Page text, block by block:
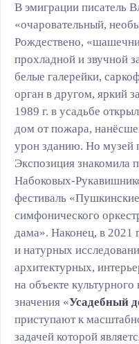
В эмиграции писатель
«очаровательный,
Рождествено,
прохладной и звучной
белые галерейки,
орган в другом, яркий
1989 г. в усадьбе
дом от пожара,
урон зданию. Но музей
Экспозиция знакомила
Набоковых-
фестиваль
симфонического
дама». Наконец, в 2021
и натурных
архитектурных,
на объекте
значения «Усадебный
приступают к
задачей которой